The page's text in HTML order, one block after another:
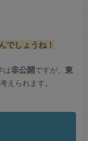
でしょうね！
は非公開ですが、 東
えられます。